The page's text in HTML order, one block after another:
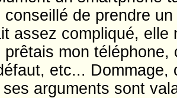
conseillé de prendre
assez compliqué,
prêtais mon
etc... Dommage,
ses arguments sont